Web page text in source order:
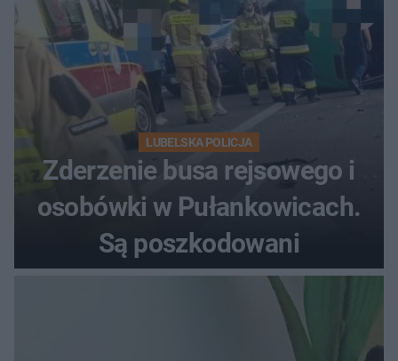
LUBELSKA POLICJA
Zderzenie busa rejsowego i
osobówki w Pułankowicach.
Są poszkodowani